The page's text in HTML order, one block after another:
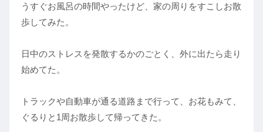
うすぐお風呂の時間やったけど、家の周りをすこしお散
歩してみた。
日中のストレスを発散するかのごとく、外に出たら走り
始めてた。
トラックや自動車が通る道路まで行って、お花もみて、
ぐるりと1周お散歩して帰ってきた。